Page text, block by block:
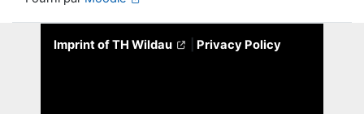
Imprint of TH Wildau Privacy Policy